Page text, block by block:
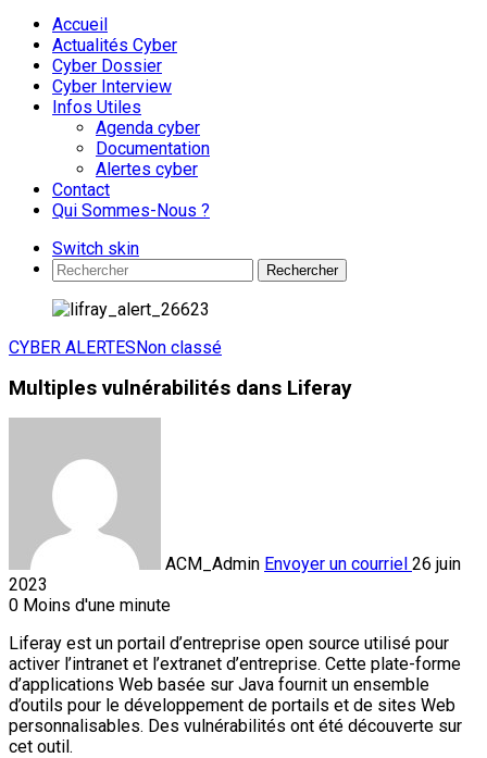
Accueil
Actualités Cyber
Cyber Dossier
Cyber Interview
Infos Utiles
Agenda cyber
Documentation
Alertes cyber
Contact
Qui Sommes-Nous ?
Switch skin
Rechercher
CYBER ALERTESNon classé
Multiples vulnérabilités dans Liferay
ACM_Admin Envoyer un courriel 26 juin
2023
0 Moins d'une minute
Liferay est un portail d’entreprise open source utilisé pour
activer l’intranet et l’extranet d’entreprise. Cette plate-forme
d’applications Web basée sur Java fournit un ensemble
d’outils pour le développement de portails et de sites Web
personnalisables. Des vulnérabilités ont été découverte sur
cet outil.